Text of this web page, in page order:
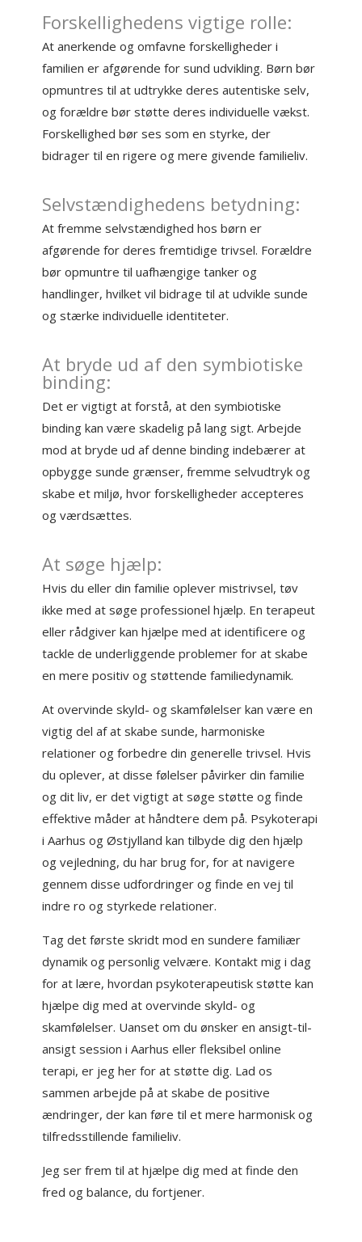
Forskellighedens vigtige rolle:
At anerkende og omfavne forskelligheder i
familien er afgørende for sund udvikling. Børn bør
opmuntres til at udtrykke deres autentiske selv,
og forældre bør støtte deres individuelle vækst.
Forskellighed bør ses som en styrke, der
bidrager til en rigere og mere givende familieliv.
Selvstændighedens betydning:
At fremme selvstændighed hos børn er
afgørende for deres fremtidige trivsel. Forældre
bør opmuntre til uafhængige tanker og
handlinger, hvilket vil bidrage til at udvikle sunde
og stærke individuelle identiteter.
At bryde ud af den symbiotiske
binding:
Det er vigtigt at forstå, at den symbiotiske
binding kan være skadelig på lang sigt. Arbejde
mod at bryde ud af denne binding indebærer at
opbygge sunde grænser, fremme selvudtryk og
skabe et miljø, hvor forskelligheder accepteres
og værdsættes.
At søge hjælp:
Hvis du eller din familie oplever mistrivsel, tøv
ikke med at søge professionel hjælp. En terapeut
eller rådgiver kan hjælpe med at identificere og
tackle de underliggende problemer for at skabe
en mere positiv og støttende familiedynamik.
At overvinde skyld- og skamfølelser kan være en
vigtig del af at skabe sunde, harmoniske
relationer og forbedre din generelle trivsel. Hvis
du oplever, at disse følelser påvirker din familie
og dit liv, er det vigtigt at søge støtte og finde
effektive måder at håndtere dem på. Psykoterapi
i Aarhus og Østjylland kan tilbyde dig den hjælp
og vejledning, du har brug for, for at navigere
gennem disse udfordringer og finde en vej til
indre ro og styrkede relationer.
Tag det første skridt mod en sundere familiær
dynamik og personlig velvære. Kontakt mig i dag
for at lære, hvordan psykoterapeutisk støtte kan
hjælpe dig med at overvinde skyld- og
skamfølelser. Uanset om du ønsker en ansigt-til-
ansigt session i Aarhus eller fleksibel online
terapi, er jeg her for at støtte dig. Lad os
sammen arbejde på at skabe de positive
ændringer, der kan føre til et mere harmonisk og
tilfredsstillende familieliv.
Jeg ser frem til at hjælpe dig med at finde den
fred og balance, du fortjener.